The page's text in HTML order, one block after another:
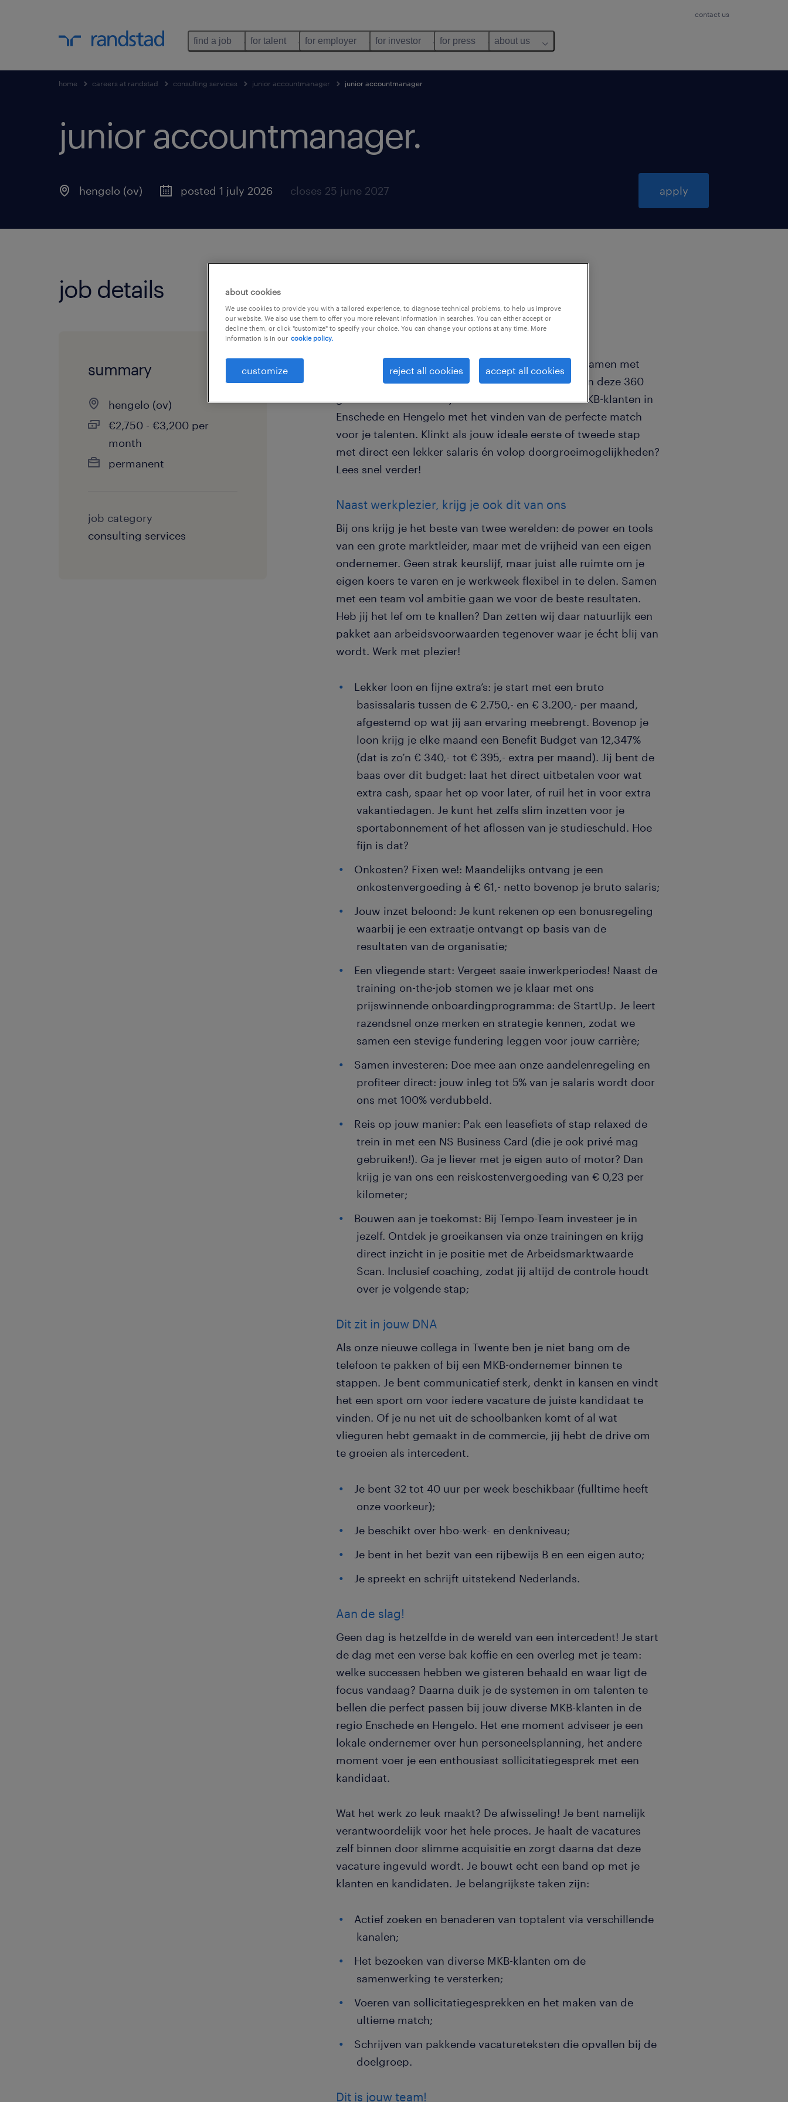
contact us
find a job for talent for employer for investor for press about us
home careers at randstad consulting services junior accountmanager junior accountmanager
junior accountmanager.
hengelo (ov) posted 1 july 2026 closes 25 june 2027 apply
job details
summary
hengelo (ov)
€2,750 - €3,200 per
month
permanent
job category
consulting services
Ben jij een energieke aanpakker die zin heeft om samen met
een gezellig team de regio Twente te veroveren? In deze 360
graden rol combineer je het scoren van nieuwe MKB-klanten in
Enschede en Hengelo met het vinden van de perfecte match
voor je talenten. Klinkt als jouw ideale eerste of tweede stap
met direct een lekker salaris én volop doorgroeimogelijkheden?
Lees snel verder!
Naast werkplezier, krijg je ook dit van ons
Bij ons krijg je het beste van twee werelden: de power en tools
van een grote marktleider, maar met de vrijheid van een eigen
ondernemer. Geen strak keurslijf, maar juist alle ruimte om je
eigen koers te varen en je werkweek flexibel in te delen. Samen
met een team vol ambitie gaan we voor de beste resultaten.
Heb jij het lef om te knallen? Dan zetten wij daar natuurlijk een
pakket aan arbeidsvoorwaarden tegenover waar je écht blij van
wordt. Werk met plezier!
Lekker loon en fijne extra’s: je start met een bruto
basissalaris tussen de € 2.750,- en € 3.200,- per maand,
afgestemd op wat jij aan ervaring meebrengt. Bovenop je
loon krijg je elke maand een Benefit Budget van 12,347%
(dat is zo’n € 340,- tot € 395,- extra per maand). Jij bent de
baas over dit budget: laat het direct uitbetalen voor wat
extra cash, spaar het op voor later, of ruil het in voor extra
vakantiedagen. Je kunt het zelfs slim inzetten voor je
sportabonnement of het aflossen van je studieschuld. Hoe
fijn is dat?
Onkosten? Fixen we!: Maandelijks ontvang je een
onkostenvergoeding à € 61,- netto bovenop je bruto salaris;
Jouw inzet beloond: Je kunt rekenen op een bonusregeling
waarbij je een extraatje ontvangt op basis van de
resultaten van de organisatie;
Een vliegende start: Vergeet saaie inwerkperiodes! Naast de
training on-the-job stomen we je klaar met ons
prijswinnende onboardingprogramma: de StartUp. Je leert
razendsnel onze merken en strategie kennen, zodat we
samen een stevige fundering leggen voor jouw carrière;
Samen investeren: Doe mee aan onze aandelenregeling en
profiteer direct: jouw inleg tot 5% van je salaris wordt door
ons met 100% verdubbeld.
Reis op jouw manier: Pak een leasefiets of stap relaxed de
trein in met een NS Business Card (die je ook privé mag
gebruiken!). Ga je liever met je eigen auto of motor? Dan
krijg je van ons een reiskostenvergoeding van € 0,23 per
kilometer;
Bouwen aan je toekomst: Bij Tempo-Team investeer je in
jezelf. Ontdek je groeikansen via onze trainingen en krijg
direct inzicht in je positie met de Arbeidsmarktwaarde
Scan. Inclusief coaching, zodat jij altijd de controle houdt
over je volgende stap;
Dit zit in jouw DNA
Als onze nieuwe collega in Twente ben je niet bang om de
telefoon te pakken of bij een MKB-ondernemer binnen te
stappen. Je bent communicatief sterk, denkt in kansen en vindt
het een sport om voor iedere vacature de juiste kandidaat te
vinden. Of je nu net uit de schoolbanken komt of al wat
vlieguren hebt gemaakt in de commercie, jij hebt de drive om
te groeien als intercedent.
Je bent 32 tot 40 uur per week beschikbaar (fulltime heeft
onze voorkeur);
Je beschikt over hbo-werk- en denkniveau;
Je bent in het bezit van een rijbewijs B en een eigen auto;
Je spreekt en schrijft uitstekend Nederlands.
Aan de slag!
Geen dag is hetzelfde in de wereld van een intercedent! Je start
de dag met een verse bak koffie en een overleg met je team:
welke successen hebben we gisteren behaald en waar ligt de
focus vandaag? Daarna duik je de systemen in om talenten te
bellen die perfect passen bij jouw diverse MKB-klanten in de
regio Enschede en Hengelo. Het ene moment adviseer je een
lokale ondernemer over hun personeelsplanning, het andere
moment voer je een enthousiast sollicitatiegesprek met een
kandidaat.
Wat het werk zo leuk maakt? De afwisseling! Je bent namelijk
verantwoordelijk voor het hele proces. Je haalt de vacatures
zelf binnen door slimme acquisitie en zorgt daarna dat deze
vacature ingevuld wordt. Je bouwt echt een band op met je
klanten en kandidaten. Je belangrijkste taken zijn:
Actief zoeken en benaderen van toptalent via verschillende
kanalen;
Het bezoeken van diverse MKB-klanten om de
samenwerking te versterken;
Voeren van sollicitatiegesprekken en het maken van de
ultieme match;
Schrijven van pakkende vacatureteksten die opvallen bij de
doelgroep.
Dit is jouw team!
about cookies
We use cookies to provide you with a tailored experience, to diagnose technical problems, to help us improve
our website. We also use them to offer you more relevant information in searches. You can either accept or
decline them, or click "customize" to specify your choice. You can change your options at any time. More
information is in our cookie policy.
customize reject all cookies accept all cookies